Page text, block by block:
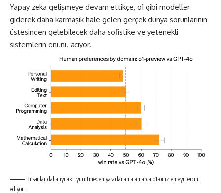
Yapay zeka gelişmeye devam ettikçe, o1 gibi modeller
giderek daha karmaşık hale gelen gerçek dünya sorunlarının
üstesinden gelebilecek daha sofistike ve yetenekli
sistemlerin önünü açıyor.
İnsanlar daha iyi akıl yürütmeden yararlanan alanlarda o1-önizlemeyi tercih
ediyor.